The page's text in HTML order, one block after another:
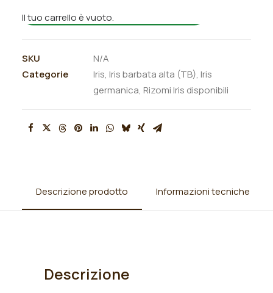
Il tuo carrello è vuoto.ORDINA VIA MAIL
SKU
N/A
Categorie
Iris, Iris barbata alta (TB), Iris
germanica, Rizomi Iris disponibili
Descrizione prodotto Informazioni tecniche
Descrizione